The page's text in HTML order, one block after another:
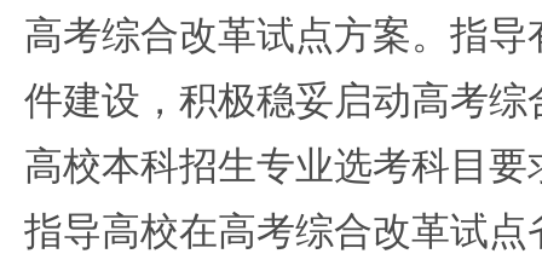
高考综合改革试点方案。指
件建设，积极稳妥启动高考
高校本科招生专业选考科目
指导高校在高考综合改革试